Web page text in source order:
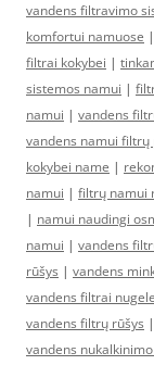
vandens filtravimo
komfortui namuose |
filtrai kokybei |
sistemos namui |
namui | vandens
vandens namui filtrų
kokybei name |
namui | filtrų namui
| namui naudingi
namui | vandens
rūšys | vandens
vandens filtrai
vandens filtrų rūšys |
vandens